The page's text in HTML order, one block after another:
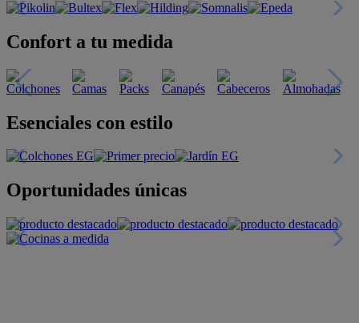
Confort a tu medida
Esenciales con estilo
Oportunidades únicas